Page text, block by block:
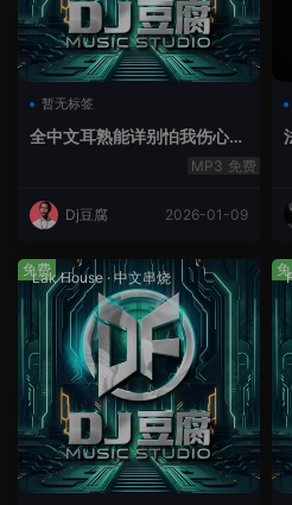
暂无标签
全中文耳熟能详别怕我伤心
爱的代价lakHouse专辑v59R
免费
Dj豆腐 2026-01-09
Lak House · 中文串烧
免费